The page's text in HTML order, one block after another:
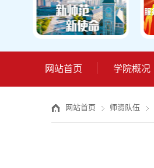
网站首页 学院概况
网站首页 师资队伍